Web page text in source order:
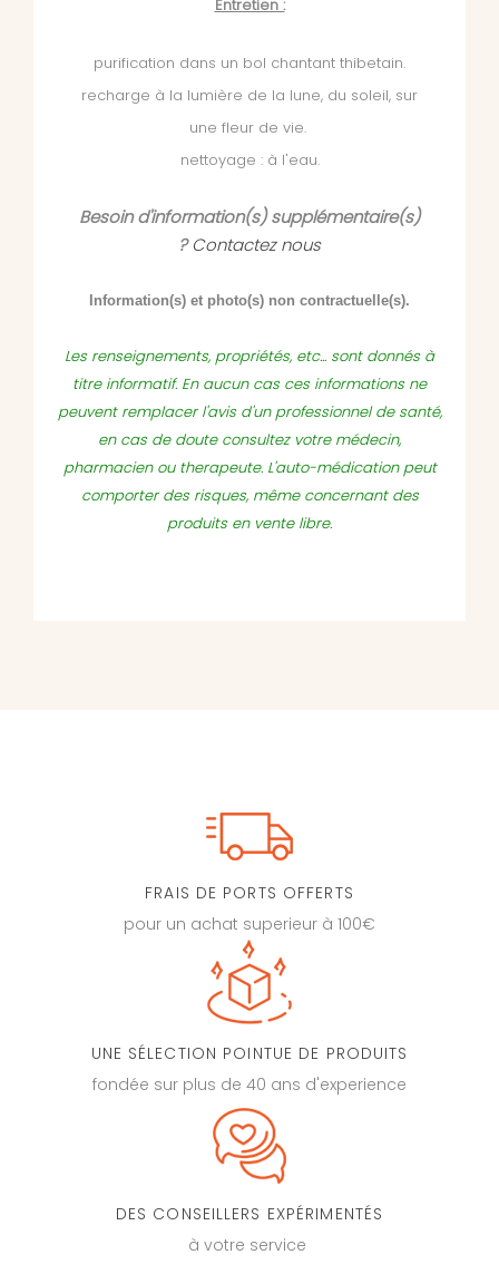
Entretien :
purification dans un bol chantant thibetain.
recharge à la lumière de la lune, du soleil, sur
une fleur de vie.
nettoyage : à l'eau.
Besoin d'information(s) supplémentaire(s)
?Contactez nous
Information(s) et photo(s) non contractuelle(s).
Les renseignements, propriétés, etc... sont donnés à
titre informatif. En aucun cas ces informations ne
peuvent remplacer l'avis d'un professionnel de santé,
en cas de doute consultez votre médecin,
pharmacien ou therapeute. L'auto-médication peut
comporter des risques, même concernant des
produits en vente libre.
FRAIS DE PORTS OFFERTS
pour un achat superieur à 100€
UNE SÉLECTION POINTUE DE PRODUITS
fondée sur plus de 40 ans d'experience
DES CONSEILLERS EXPÉRIMENTÉS
à votre service